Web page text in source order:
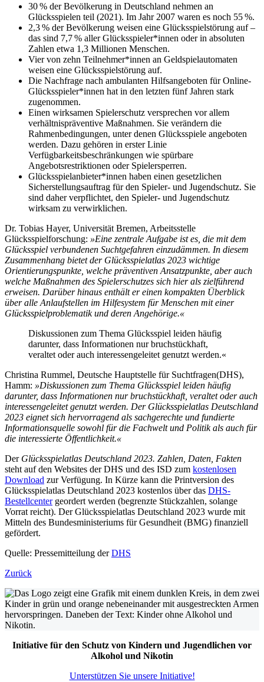
30 % der Bevölkerung in Deutschland nehmen an
Glücksspielen teil (2021). Im Jahr 2007 waren es noch 55 %.
2,3 % der Bevölkerung weisen eine Glücksspielstörung auf –
das sind 7,7 % aller Glücksspieler*innen oder in absoluten
Zahlen etwa 1,3 Millionen Menschen.
Vier von zehn Teilnehmer*innen an Geldspielautomaten
weisen eine Glücksspielstörung auf.
Die Nachfrage nach ambulanten Hilfsangeboten für Online-
Glücksspieler*innen hat in den letzten fünf Jahren stark
zugenommen.
Einen wirksamen Spielerschutz versprechen vor allem
verhältnispräventive Maßnahmen. Sie verändern die
Rahmenbedingungen, unter denen Glücksspiele angeboten
werden. Dazu gehören in erster Linie
Verfügbarkeitsbeschränkungen wie spürbare
Angebotsrestriktionen oder Spielersperren.
Glücksspielanbieter*innen haben einen gesetzlichen
Sicherstellungsauftrag für den Spieler- und Jugendschutz. Sie
sind daher verpflichtet, den Spieler- und Jugendschutz
wirksam zu verwirklichen.
Dr. Tobias Hayer, Universität Bremen, Arbeitsstelle
Glücksspielforschung: »Eine zentrale Aufgabe ist es, die mit dem
Glücksspiel verbundenen Suchtgefahren einzudämmen. In diesem
Zusammenhang bietet der Glücksspielatlas 2023 wichtige
Orientierungspunkte, welche präventiven Ansatzpunkte, aber auch
welche Maßnahmen des Spielerschutzes sich hier als zielführend
erweisen. Darüber hinaus enthält er einen kompakten Überblick
über alle Anlaufstellen im Hilfesystem für Menschen mit einer
Glücksspielproblematik und deren Angehörige.«
Diskussionen zum Thema Glücksspiel leiden häufig
darunter, dass Informationen nur bruchstückhaft,
veraltet oder auch interessengeleitet genutzt werden.«
Christina Rummel, Deutsche Hauptstelle für Suchtfragen(DHS),
Hamm: »Diskussionen zum Thema Glücksspiel leiden häufig
darunter, dass Informationen nur bruchstückhaft, veraltet oder auch
interessengeleitet genutzt werden. Der Glücksspielatlas Deutschland
2023 eignet sich hervorragend als sachgerechte und fundierte
Informationsquelle sowohl für die Fachwelt und Politik als auch für
die interessierte Öffentlichkeit.«
Der Glücksspielatlas Deutschland 2023. Zahlen, Daten, Fakten
steht auf den Websites der DHS und des ISD zum kostenlosen
Download zur Verfügung. In Kürze kann die Printversion des
Glücksspielatlas Deutschland 2023 kostenlos über das DHS-
Bestellcentergeordert werden (begrenzte Stückzahlen, solange
Vorrat reicht). Der Glücksspielatlas Deutschland 2023 wurde mit
Mitteln des Bundesministeriums für Gesundheit (BMG) finanziell
gefördert.
Quelle: Pressemitteilung derDHS
Zurück
Initiative für den Schutz von Kindern und Jugendlichen vor
Alkohol und Nikotin
Unterstützen Sie unsere Initiative!